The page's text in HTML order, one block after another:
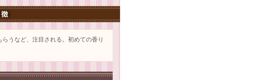
うなど、注目される。初めての香り